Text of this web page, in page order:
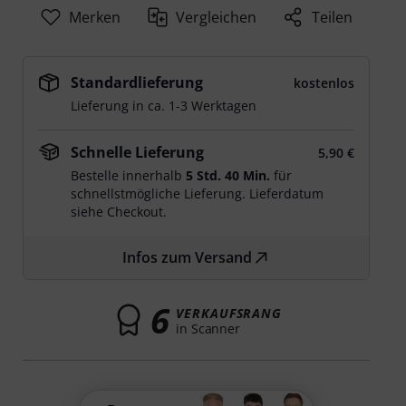
Merken Vergleichen Teilen
Standardlieferung
kostenlos
Lieferung in ca. 1-3 Werktagen
Schnelle Lieferung
5,90 €
Bestelle innerhalb 5 Std. 40 Min. für
schnellstmögliche Lieferung. Lieferdatum
siehe Checkout.
Infos zum Versand
6 VERKAUFSRANG
in Scanner